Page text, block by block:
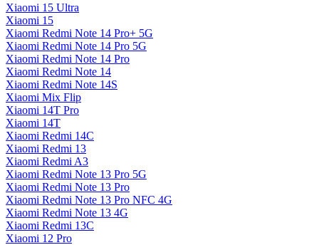
Xiaomi 15 Ultra
Xiaomi 15
Xiaomi Redmi Note 14 Pro+ 5G
Xiaomi Redmi Note 14 Pro 5G
Xiaomi Redmi Note 14 Pro
Xiaomi Redmi Note 14
Xiaomi Redmi Note 14S
Xiaomi Mix Flip
Xiaomi 14T Pro
Xiaomi 14T
Xiaomi Redmi 14C
Xiaomi Redmi 13
Xiaomi Redmi A3
Xiaomi Redmi Note 13 Pro 5G
Xiaomi Redmi Note 13 Pro
Xiaomi Redmi Note 13 Pro NFC 4G
Xiaomi Redmi Note 13 4G
Xiaomi Redmi 13C
Xiaomi 12 Pro